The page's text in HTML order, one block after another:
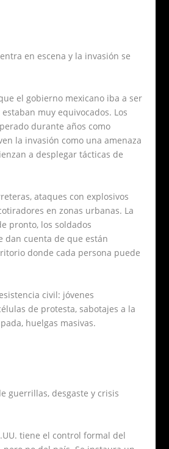
en escena y la invasión se
el gobierno mexicano iba a ser
muy equivocados. Los
durante años como
la invasión como una amenaza
a desplegar tácticas de
ataques con explosivos
en zonas urbanas. La
pronto, los soldados
dan cuenta de que están
donde cada persona puede
civil: jóvenes
de protesta, sabotajes a la
huelgas masivas.
guerrillas, desgaste y crisis
tiene el control formal del